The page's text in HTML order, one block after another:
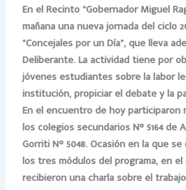
En el Recinto “Gobernador Miguel
mañana una nueva jornada del ciclo
“Concejales por un Día”, que lleva
Deliberante. La actividad tiene por
jóvenes estudiantes sobre la labor
institución, propiciar el debate y la
En el encuentro de hoy participaron
los colegios secundarios N° 5164 de
Gorriti N° 5048. Ocasión en la que
los tres módulos del programa, en
recibieron una charla sobre el